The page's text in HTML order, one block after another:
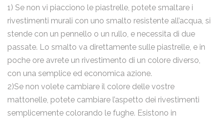
1) Se non vi piacciono le piastrelle, potete smaltare i
rivestimenti murali con uno smalto resistente all’acqua, si
stende con un pennello o un rullo, e necessita di due
passate. Lo smalto va direttamente sulle piastrelle, e in
poche ore avrete un rivestimento di un colore diverso,
con una semplice ed economica azione.
2)Se non volete cambiare il colore delle vostre
mattonelle, potete cambiare l’aspetto dei rivestimenti
semplicemente colorando le fughe. Esistono in